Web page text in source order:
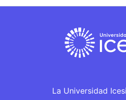
La Universidad